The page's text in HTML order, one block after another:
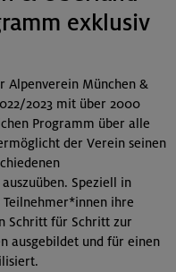
exklusiv
Alpenverein München &
2023 mit über 2000
Programm über alle
der Verein seinen
Speziell in
Teilnehmer*innen ihre
Schritt für Schritt zur
ausgebildet und für einen